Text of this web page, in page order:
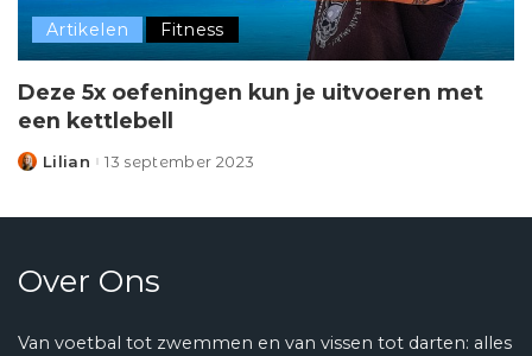
Artikelen Fitness
Deze 5x oefeningen kun je uitvoeren met
een kettlebell
Posted
Lilian 13 september 2023
Over Ons
Van voetbal tot zwemmen en van vissen tot darten: alles